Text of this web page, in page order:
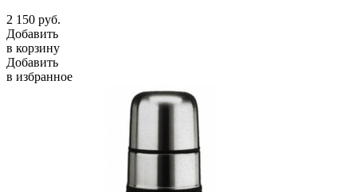
2 150 руб.
Добавить
в корзину
Добавить
в избранное